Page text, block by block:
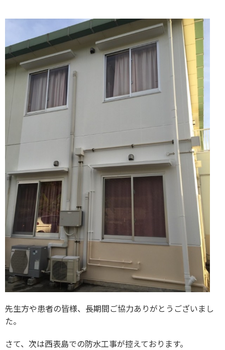
先生方や患者の皆様、長期間ご協力ありがとうございまし
た。
さて、次は西表島での防水工事が控えております。